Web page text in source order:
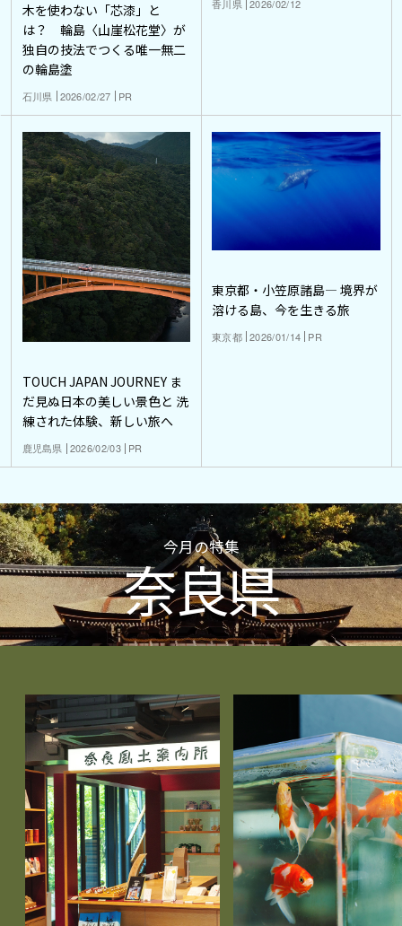
木を使わない「芯漆」と
は？ 輪島〈山崖松花堂〉が
独自の技法でつくる唯一無二
の輪島塗
石川県 2026/02/27 PR
香川県 2026/02/12
TOUCH JAPAN JOURNEY ま
だ見ぬ日本の美しい景色と 洗
練された体験、新しい旅へ
鹿児島県 2026/02/03 PR
東京都・小笠原諸島― 境界が
溶ける島、今を生きる旅
東京都 2026/01/14 PR
今月の特集
奈良県